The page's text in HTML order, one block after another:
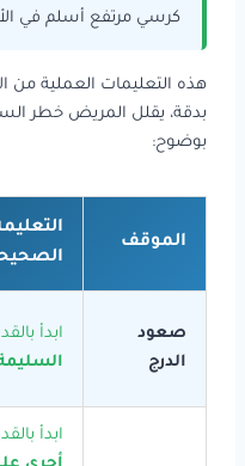
كرسي مرتفع أسلم في
هذه التعليمات العملية من
بدقة، يقلل المريض خطر
بوضوح:
الموقف
صعود
الدرج
ابدأ
ابدأ